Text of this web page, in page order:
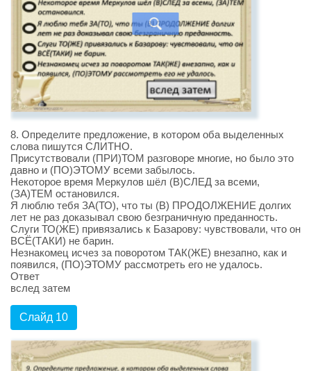
8. Определите предложение, в котором оба выделенных
слова пишутся СЛИТНО.
Присутствовали (ПРИ)ТОМ разговоре многие, но было это
давно и (ПО)ЭТОМУ всеми забылось.
Некоторое время Меркулов шёл (В)СЛЕД за всеми,
(ЗА)ТЕМ остановился.
Я люблю тебя ЗА(ТО), что ты (В) ПРОДОЛЖЕНИЕ долгих
лет не раз доказывал свою безграничную преданность.
Слуги ТО(ЖЕ) привязались к Базарову: чувствовали, что он
ВСЁ(ТАКИ) не барин.
Незнакомец исчез за поворотом ТАК(ЖЕ) внезапно, как и
появился, (ПО)ЭТОМУ рассмотреть его не удалось.
Ответ
вслед затем
Слайд 10